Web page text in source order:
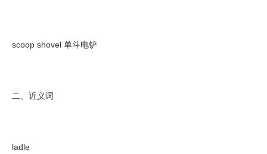
scoop shovel 单斗电铲
二、近义词
ladle